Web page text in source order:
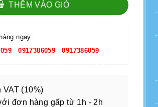
THÊM VÀO GIỎ
ngay:
-0917386059 -0917386059
(10%)
đơn hàng gấp từ 1h - 2h